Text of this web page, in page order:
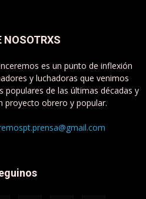
NOSOTRXS
es un punto de inflexión
y luchadoras que venimos
de las últimas décadas y
proyecto obrero y popular.